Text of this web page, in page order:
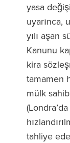
yasa
uyarınca,
yılı aşan
Kanunu
kira
tamamen
mülk
tahliye